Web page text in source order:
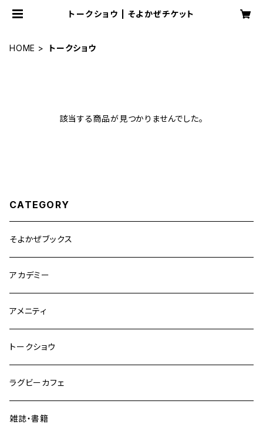
トークショウ | そよかぜチケット
HOME トークショウ
該当する商品が見つかりませんでした。
CATEGORY
そよかぜブックス
アカデミー
アメニティ
トークショウ
ラグビーカフェ
雑誌・書籍